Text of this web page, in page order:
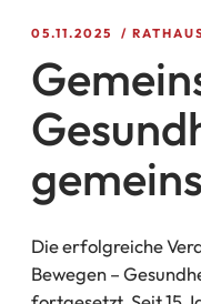
05.11.2025
Die erfolgreiche
Bewegen –